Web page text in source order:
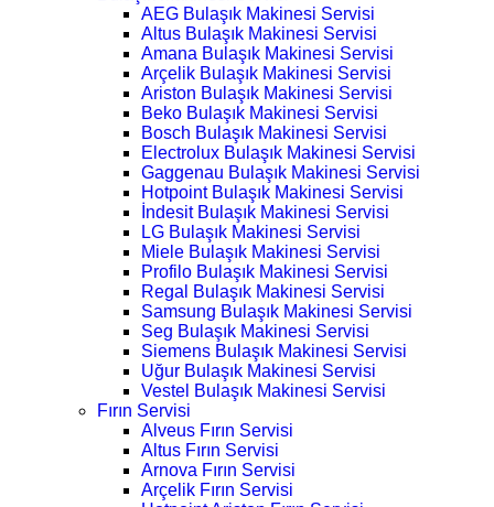
AEG Bulaşık Makinesi Servisi
Altus Bulaşık Makinesi Servisi
Amana Bulaşık Makinesi Servisi
Arçelik Bulaşık Makinesi Servisi
Ariston Bulaşık Makinesi Servisi
Beko Bulaşık Makinesi Servisi
Bosch Bulaşık Makinesi Servisi
Electrolux Bulaşık Makinesi Servisi
Gaggenau Bulaşık Makinesi Servisi
Hotpoint Bulaşık Makinesi Servisi
İndesit Bulaşık Makinesi Servisi
LG Bulaşık Makinesi Servisi
Miele Bulaşık Makinesi Servisi
Profilo Bulaşık Makinesi Servisi
Regal Bulaşık Makinesi Servisi
Samsung Bulaşık Makinesi Servisi
Seg Bulaşık Makinesi Servisi
Siemens Bulaşık Makinesi Servisi
Uğur Bulaşık Makinesi Servisi
Vestel Bulaşık Makinesi Servisi
Fırın Servisi
Alveus Fırın Servisi
Altus Fırın Servisi
Arnova Fırın Servisi
Arçelik Fırın Servisi